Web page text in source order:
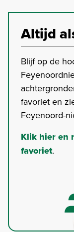
Altijd
Blijf op de
favoriet en
Feyenoord-
Klik hier en
favoriet.